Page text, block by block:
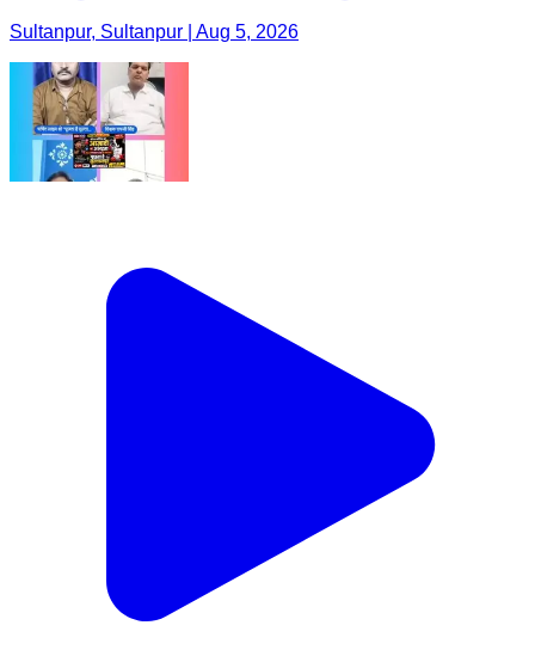
Sultanpur, Sultanpur | Aug 5, 2026